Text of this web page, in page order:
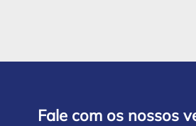
Fale com os nossos